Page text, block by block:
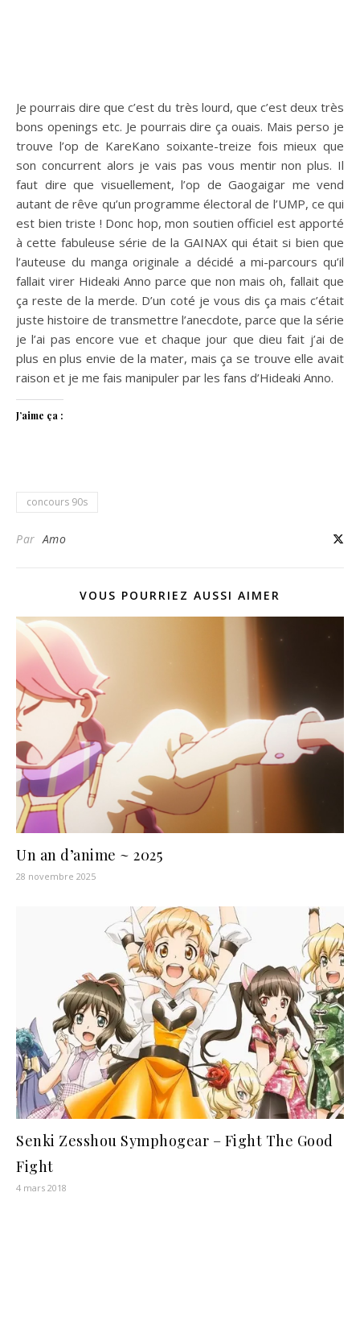
Je pourrais dire que c’est du très lourd, que c’est deux très
bons openings etc. Je pourrais dire ça ouais. Mais perso je
trouve l’op de KareKano soixante-treize fois mieux que
son concurrent alors je vais pas vous mentir non plus. Il
faut dire que visuellement, l’op de Gaogaigar me vend
autant de rêve qu’un programme électoral de l’UMP, ce qui
est bien triste ! Donc hop, mon soutien officiel est apporté
à cette fabuleuse série de la GAINAX qui était si bien que
l’auteuse du manga originale a décidé a mi-parcours qu’il
fallait virer Hideaki Anno parce que non mais oh, fallait que
ça reste de la merde. D’un coté je vous dis ça mais c’était
juste histoire de transmettre l’anecdote, parce que la série
je l’ai pas encore vue et chaque jour que dieu fait j’ai de
plus en plus envie de la mater, mais ça se trouve elle avait
raison et je me fais manipuler par les fans d’Hideaki Anno.
J’aime ça :
concours 90s
ParAmo
VOUS POURRIEZ AUSSI AIMER
Un an d’anime ~ 2025
28 novembre 2025
Senki Zesshou Symphogear – Fight The Good
Fight
4 mars 2018